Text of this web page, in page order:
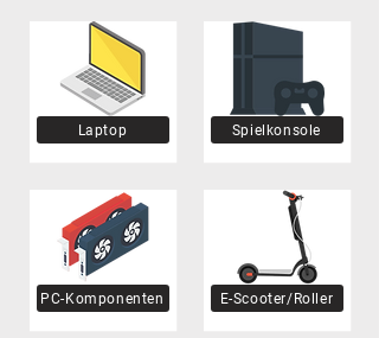
Laptop
PC-Komponenten
Spielkonsole
E-Scooter/Roller